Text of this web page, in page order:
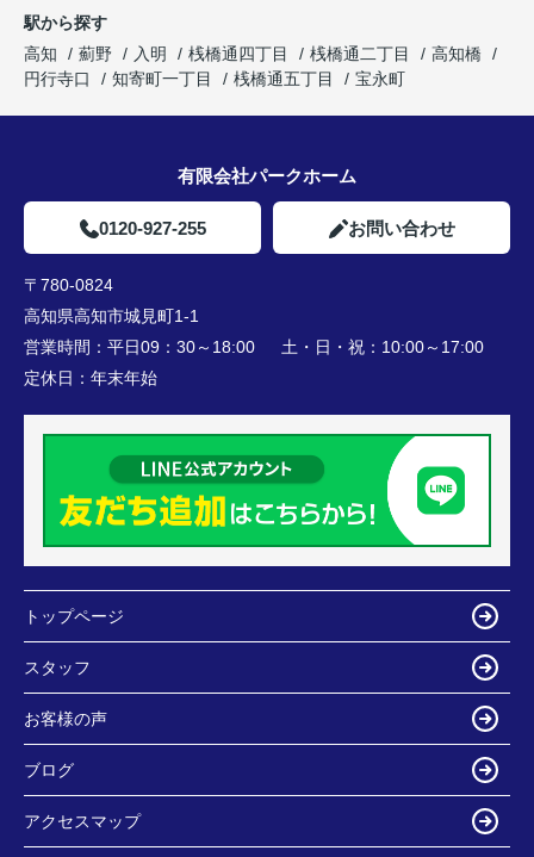
駅から探す
高知
薊野 入明 桟橋通四丁目 桟橋通二丁目
高知橋
円行寺口
知寄町一丁目 桟橋通五丁目 宝永町
有限会社パークホーム
0120-927-255 お問い合わせ
〒780-0824
高知県高知市城見町1-1
営業時間： 平日09：30～18:00 土・日・祝：10:00～17:00
定休日： 年末年始
トップページ
スタッフ
お客様の声
ブログ
アクセスマップ